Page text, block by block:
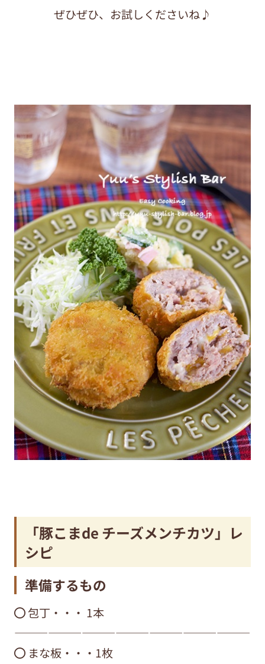
ぜひぜひ、お試しくださいね♪
「豚こまde チーズメンチカツ」レ
シピ
準備するもの
⚫︎ 包丁・・・ 1本
—————————————————————
⚫︎ まな板・・・1枚